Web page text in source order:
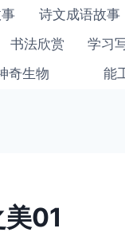
诗文成语故事
书法欣赏 学习
奇生物 能
01